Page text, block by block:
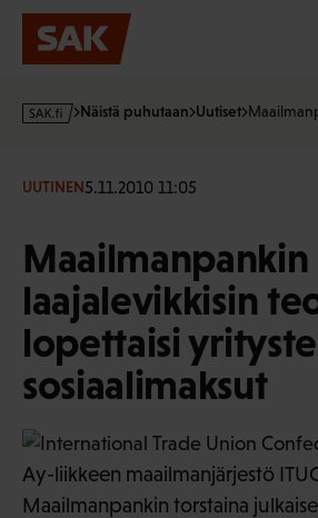
Hyppää
sisältöön
s
·
Näistä puhutaan Uutiset
UUTINEN5.11.2010 11:05
Maailmanpankin
laajalevikkisin
lopettaisi
sosiaalimaksut
Ay-liikkeen maailmanjärjestö
Maailmanpankin torstaina